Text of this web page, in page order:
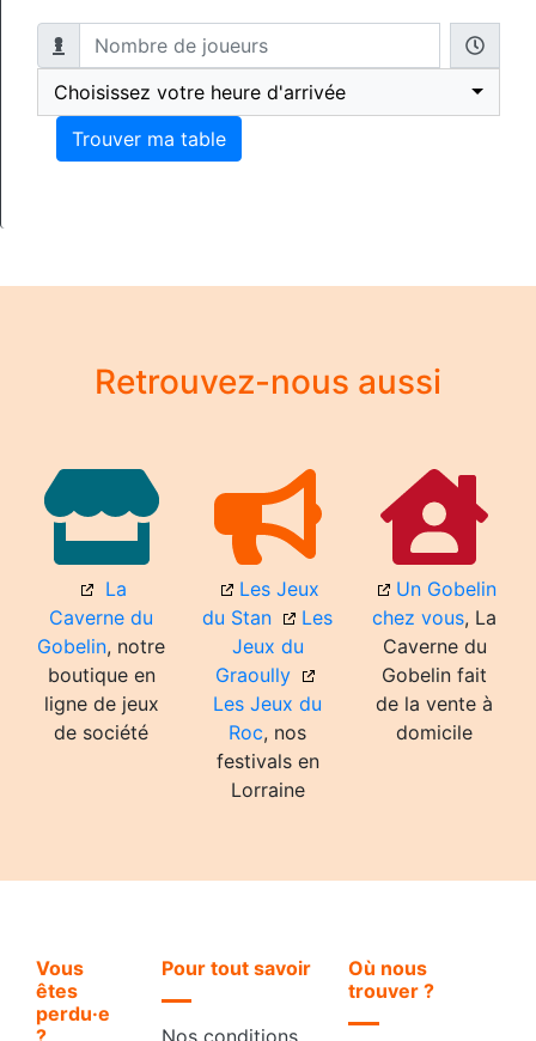
Choisissez votre heure d'arrivée
Trouver ma table
Retrouvez-nous aussi
La
Caverne du
Gobelin, notre
boutique en
ligne de jeux
de société
Les Jeux
du Stan
Les
Jeux du
Graoully
Les Jeux du
Roc, nos
festivals en
Lorraine
Un Gobelin
chez vous, La
Caverne du
Gobelin fait
de la vente à
domicile
Vous
êtes
perdu·e
Pour tout savoir
Où nous
trouver ?